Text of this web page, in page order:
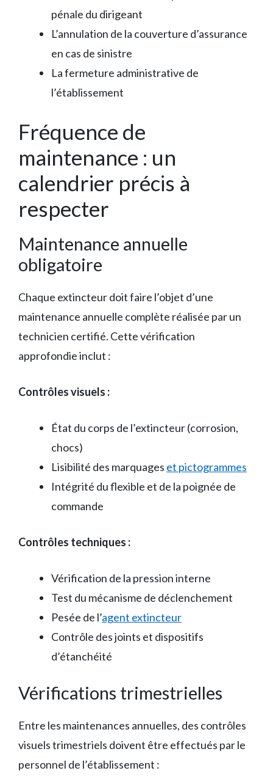
pénale du dirigeant
L’annulation de la couverture d’assurance
en cas de sinistre
La fermeture administrative de
l’établissement
Fréquence de
maintenance : un
calendrier précis à
respecter
Maintenance annuelle
obligatoire
Chaque extincteur doit faire l’objet d’une
maintenance annuelle complète réalisée par un
technicien certifié. Cette vérification
approfondie inclut :
Contrôles visuels :
État du corps de l’extincteur (corrosion,
chocs)
Lisibilité des marquages et pictogrammes
Intégrité du flexible et de la poignée de
commande
Contrôles techniques :
Vérification de la pression interne
Test du mécanisme de déclenchement
Pesée de l’agent extincteur
Contrôle des joints et dispositifs
d’étanchéité
Vérifications trimestrielles
Entre les maintenances annuelles, des contrôles
visuels trimestriels doivent être effectués par le
personnel de l’établissement :